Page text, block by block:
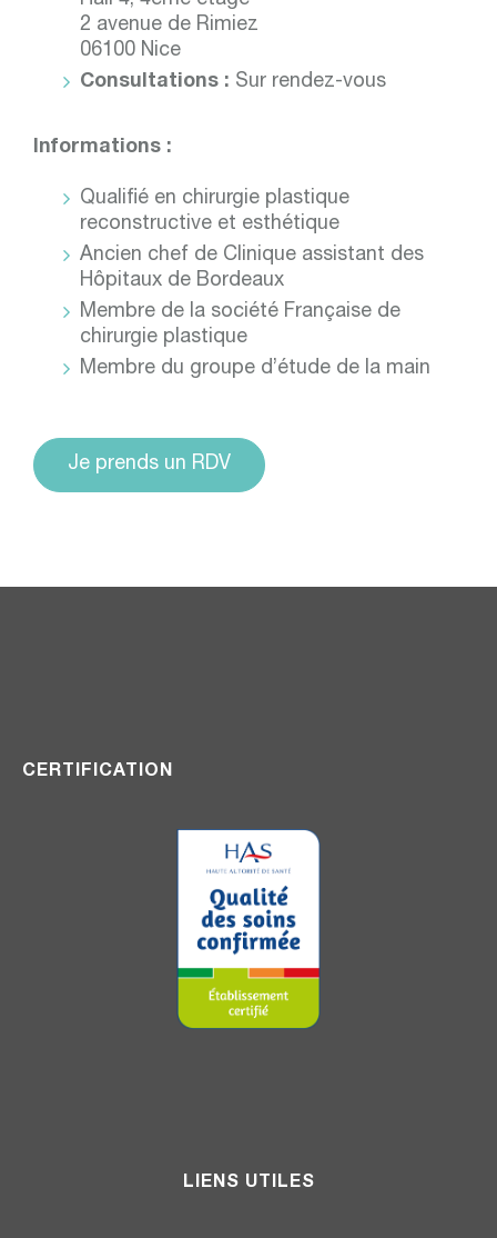
2 avenue de Rimiez
06100 Nice
Consultations : Sur rendez-vous
Informations :
Qualifié en chirurgie plastique
reconstructive et esthétique
Ancien chef de Clinique assistant des
Hôpitaux de Bordeaux
Membre de la société Française de
chirurgie plastique
Membre du groupe d’étude de la main
Je prends un RDV
CERTIFICATION
LIENS UTILES